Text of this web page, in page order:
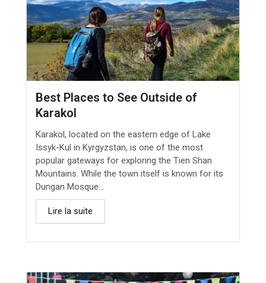
Best Places to See Outside of
Karakol
Karakol, located on the eastern edge of Lake
Issyk-Kul in Kyrgyzstan, is one of the most
popular gateways for exploring the Tien Shan
Mountains. While the town itself is known for its
Dungan Mosque...
Lire la suite